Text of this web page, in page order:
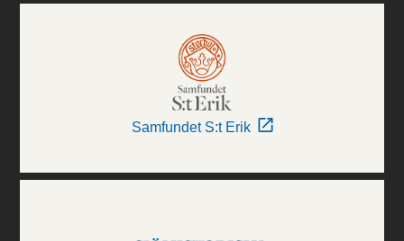
Samfundet S:t Erik